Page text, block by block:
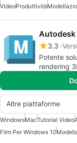
VideoProduttività
Autodesk
3.3
Potente
rendering
Altre piattaforme
WindowsMacTutorial Video
Film Per Windows 10